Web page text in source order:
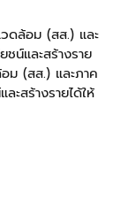
ดล้อม (สส.) และ
ชน์และสร้างราย
ม (สส.) และภาค
ะสร้างรายได้ให้